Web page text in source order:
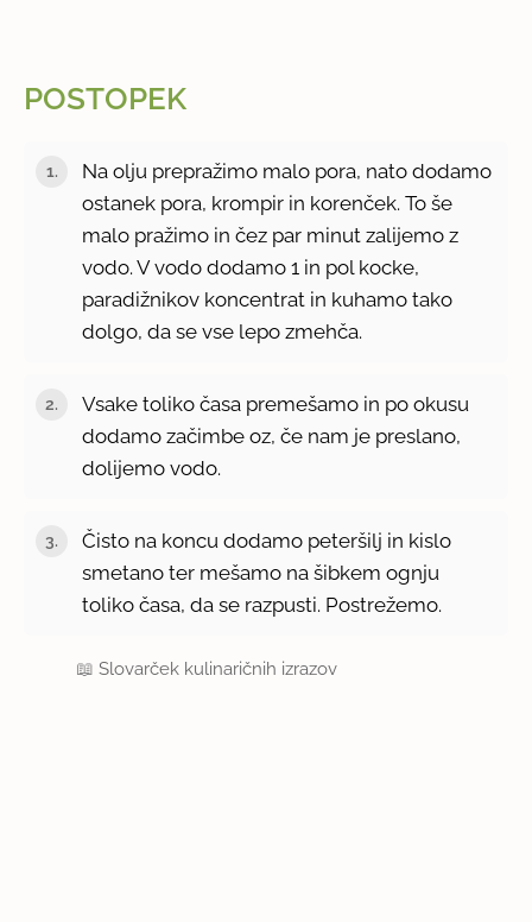
POSTOPEK
Na olju prepražimo malo pora, nato dodamo
ostanek pora, krompir in korenček. To še
malo pražimo in čez par minut zalijemo z
vodo. V vodo dodamo 1 in pol kocke,
paradižnikov koncentrat in kuhamo tako
dolgo, da se vse lepo zmehča.
Vsake toliko časa premešamo in po okusu
dodamo začimbe oz, če nam je preslano,
dolijemo vodo.
Čisto na koncu dodamo peteršilj in kislo
smetano ter mešamo na šibkem ognju
toliko časa, da se razpusti. Postrežemo.
📖Slovarček kulinaričnih izrazov